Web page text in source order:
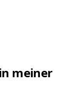
meiner